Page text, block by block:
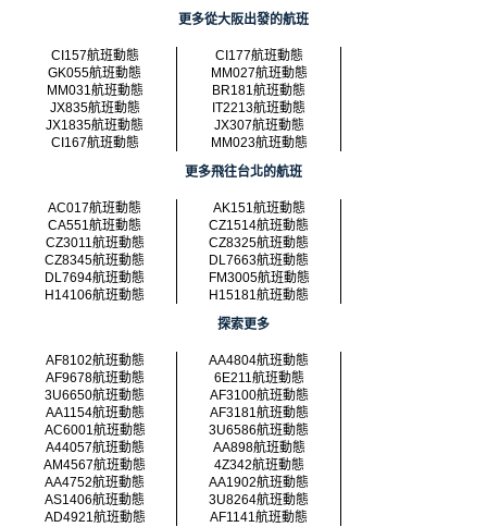
更多從大阪出發的航班
CI157航班動態
CI177航班動態
GK055航班動態
MM027航班動態
MM031航班動態
BR181航班動態
JX835航班動態
IT2213航班動態
JX1835航班動態
JX307航班動態
CI167航班動態
MM023航班動態
更多飛往台北的航班
AC017航班動態
AK151航班動態
CA551航班動態
CZ1514航班動態
CZ3011航班動態
CZ8325航班動態
CZ8345航班動態
DL7663航班動態
DL7694航班動態
FM3005航班動態
H14106航班動態
H15181航班動態
探索更多
AF8102航班動態
AA4804航班動態
AF9678航班動態
6E211航班動態
3U6650航班動態
AF3100航班動態
AA1154航班動態
AF3181航班動態
AC6001航班動態
3U6586航班動態
A44057航班動態
AA898航班動態
AM4567航班動態
4Z342航班動態
AA4752航班動態
AA1902航班動態
AS1406航班動態
3U8264航班動態
AD4921航班動態
AF1141航班動態